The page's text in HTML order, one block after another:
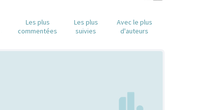
Les plus
commentées
Les plus
suivies
Avec le plus
d'auteurs